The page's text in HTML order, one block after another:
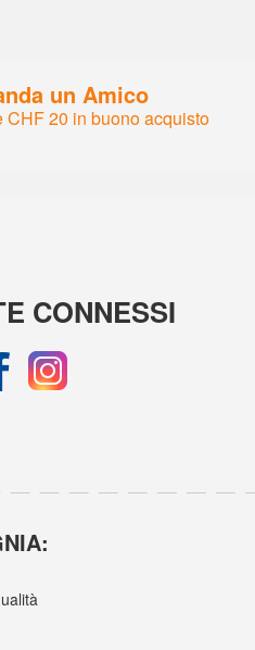
un Amico
CHF 20 in buono acquisto
CONNESSI